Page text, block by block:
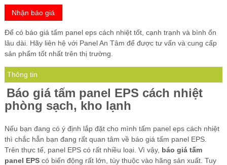
Nhận báo giá
Để có báo giá tấm panel eps cách nhiệt tốt, cạnh trạnh và bình ổn
lâu dài. Hãy liên hệ với Panel An Tâm để được tư vấn và cung cấp
sản phẩm tốt nhất trên thị trường.
Thông tin
Báo giá tấm panel EPS cách nhiệt
phòng sạch, kho lạnh
Nếu bạn đang có ý định lắp đặt cho mình tấm panel eps cách nhiệt
thì chắc hẳn bạn đang rất quan tâm về báo giá tấm panel EPS.
Trên thực tế, panel EPS có rất nhiều loại. Vì vậy, báo giá tấm
panel EPScó biến động rất lớn, tùy thuộc vào hãng sản xuất. Tuy